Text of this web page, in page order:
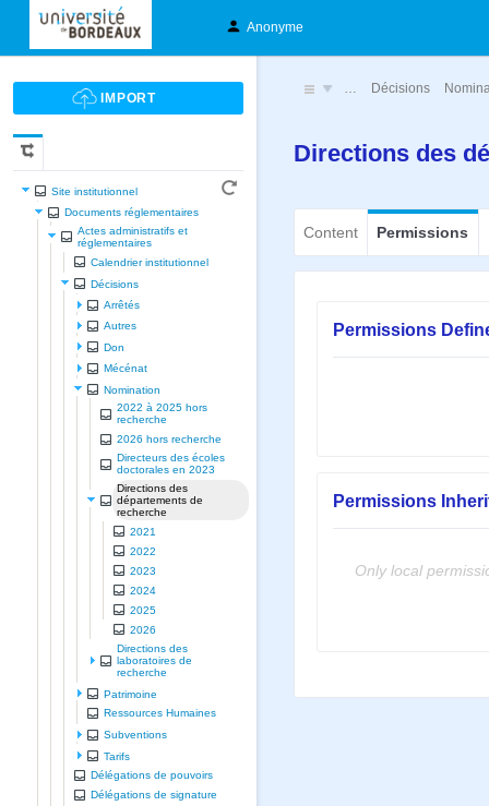
Anonyme
Site institutionnel
Documents réglementaires
Actes administratifs et
réglementaires
Calendrier institutionnel
Décisions
Arrêtés
Autres
Don
Mécénat
Nomination
2022 à 2025 hors
recherche
2026 hors recherche
Directeurs des écoles
doctorales en 2023
Directions des
départements de
recherche
2021
2022
2023
2024
2025
2026
Directions des
laboratoires de
recherche
Patrimoine
Ressources Humaines
Subventions
Tarifs
Délégations de pouvoirs
Délégations de signature
… Décisions
Directions des
Content Permissions
Permissions
Permissions
Only local